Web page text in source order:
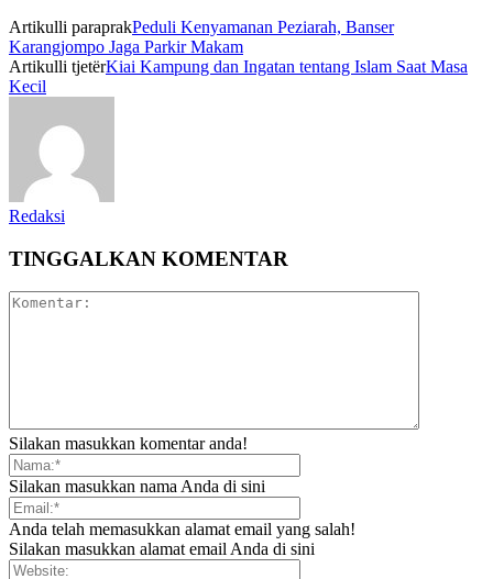
Artikulli paraprakPeduli Kenyamanan Peziarah, Banser
Karangjompo Jaga Parkir Makam
Artikulli tjetërKiai Kampung dan Ingatan tentang Islam Saat Masa
Kecil
Redaksi
TINGGALKAN KOMENTAR
Silakan masukkan komentar anda!
Silakan masukkan nama Anda di sini
Anda telah memasukkan alamat email yang salah!
Silakan masukkan alamat email Anda di sini